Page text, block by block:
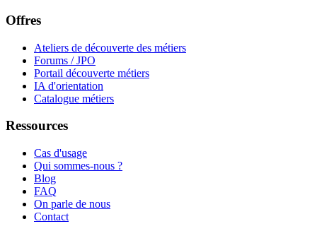
Offres
Ateliers de découverte des métiers
Forums / JPO
Portail découverte métiers
IA d'orientation
Catalogue métiers
Ressources
Cas d'usage
Qui sommes-nous ?
Blog
FAQ
On parle de nous
Contact